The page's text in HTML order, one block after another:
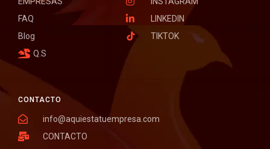
CONTACTO
info@aquiestatuempresa.com
CONTACTO
LINKEDIN
TIKTOK
FAQ
Blog
Q.S